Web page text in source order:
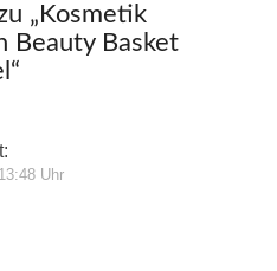
„ Kosmetik
Beauty Basket
“
Uhr